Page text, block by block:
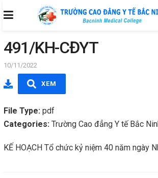
491/KH-CĐYT
10/11/2022
KẾ HOẠCH Tổ chức kỷ niệm 40 năm ngày
XEM
File Type: pdf
Categories: Trường Cao đẳng Y tế Bắc